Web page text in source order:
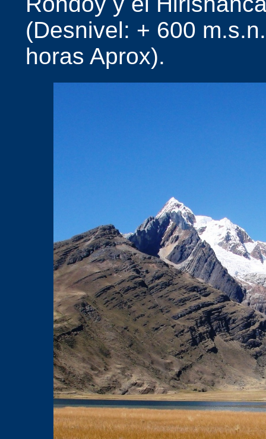
(Desnivel: + 600
horas Aprox).